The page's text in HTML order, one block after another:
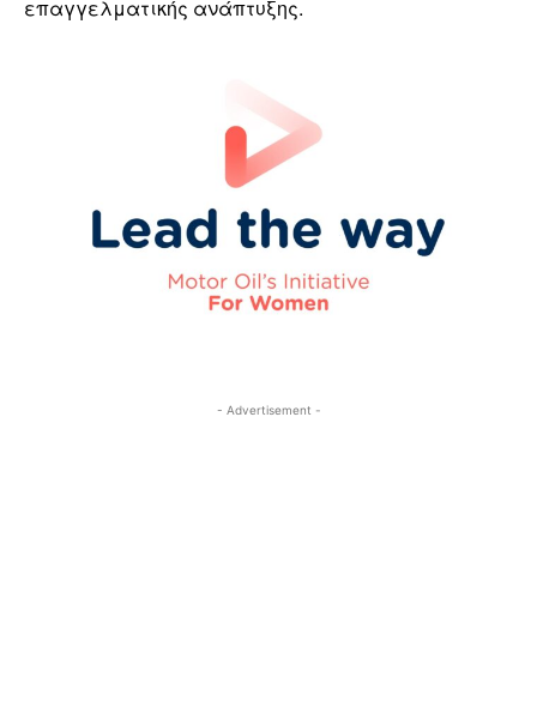
επαγγελματικής ανάπτυξης.
- Advertisement -